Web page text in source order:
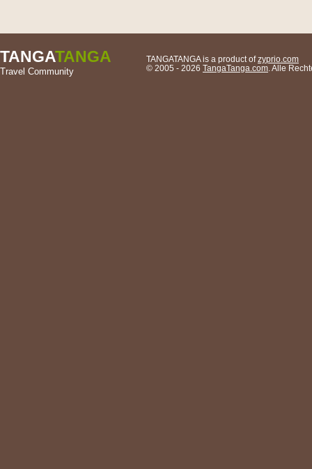
TANGATANGA
Travel Community
TANGATANGA is a product ofzyprio.com
© 2005 - 2026 TangaTanga.com . Alle